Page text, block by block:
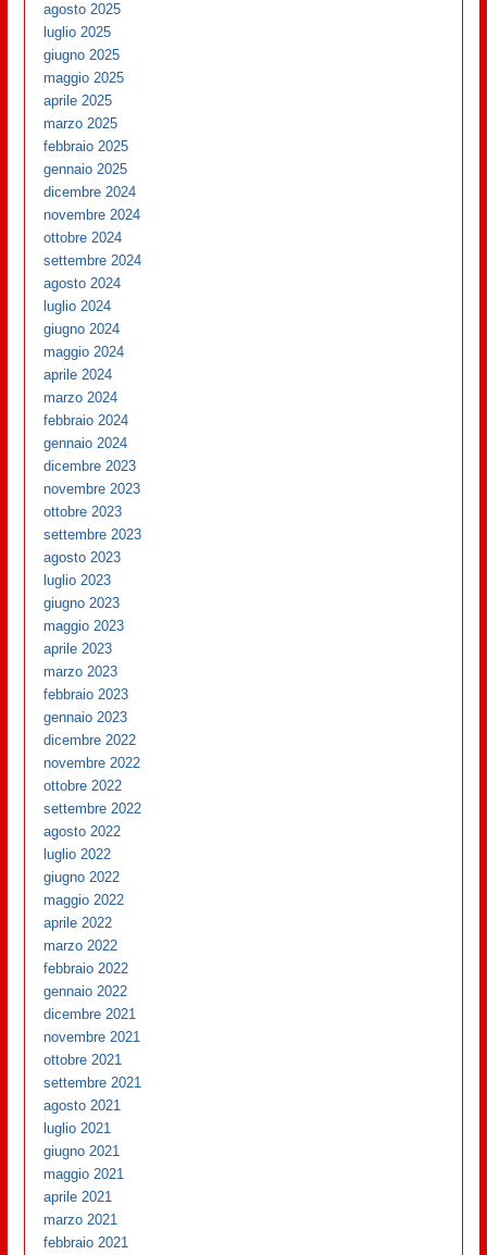
agosto 2025
luglio 2025
giugno 2025
maggio 2025
aprile 2025
marzo 2025
febbraio 2025
gennaio 2025
dicembre 2024
novembre 2024
ottobre 2024
settembre 2024
agosto 2024
luglio 2024
giugno 2024
maggio 2024
aprile 2024
marzo 2024
febbraio 2024
gennaio 2024
dicembre 2023
novembre 2023
ottobre 2023
settembre 2023
agosto 2023
luglio 2023
giugno 2023
maggio 2023
aprile 2023
marzo 2023
febbraio 2023
gennaio 2023
dicembre 2022
novembre 2022
ottobre 2022
settembre 2022
agosto 2022
luglio 2022
giugno 2022
maggio 2022
aprile 2022
marzo 2022
febbraio 2022
gennaio 2022
dicembre 2021
novembre 2021
ottobre 2021
settembre 2021
agosto 2021
luglio 2021
giugno 2021
maggio 2021
aprile 2021
marzo 2021
febbraio 2021